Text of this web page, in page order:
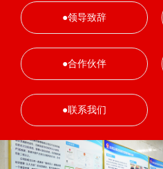
食堂承包
合作单位
联系我们
众泽宏达商城
领导致辞
合作伙伴
联系我们